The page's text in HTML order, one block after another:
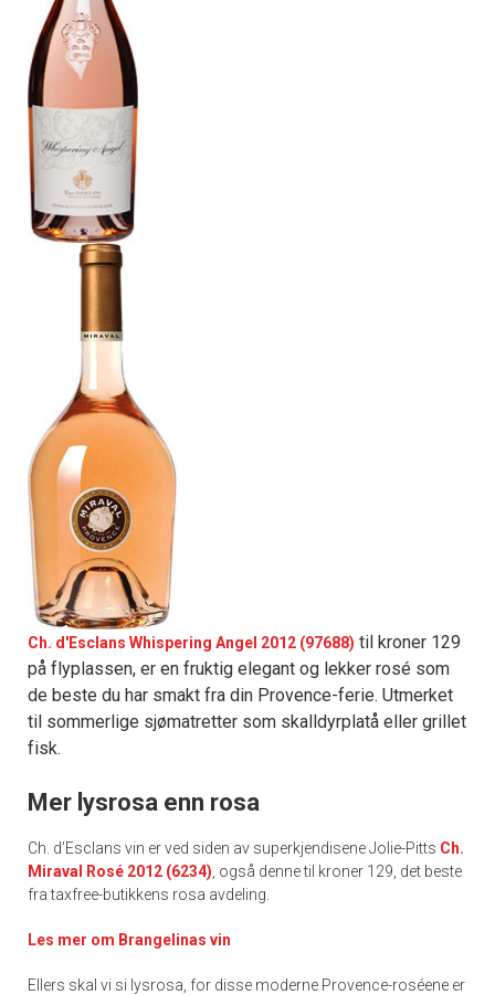
Ch. d'Esclans Whispering Angel 2012 (97688) til kroner 129
på flyplassen, er en fruktig elegant og lekker rosé som
de beste du har smakt fra din Provence-ferie. Utmerket
til sommerlige sjømatretter som skalldyrplatå eller grillet
fisk.
Mer lysrosa enn rosa
Ch. d’Esclans vin er ved siden av superkjendisene Jolie-Pitts Ch.
Miraval Rosé 2012 (6234) , også denne til kroner 129, det beste
fra taxfree-butikkens rosa avdeling.
Les mer om Brangelinas vin
Ellers skal vi si lysrosa, for disse moderne Provence-roséene er